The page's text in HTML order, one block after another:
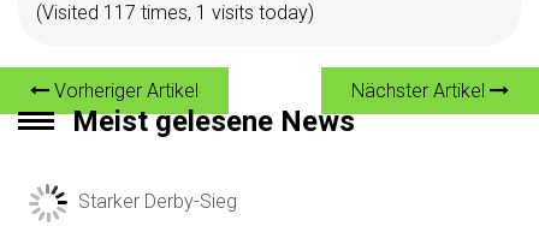
(Visited 117 times, 1 visits today)
Vorheriger Artikel Nächster Artikel
Meist gelesene News
Starker Derby-Sieg